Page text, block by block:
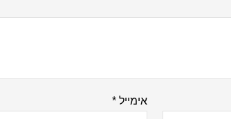
אימייל*